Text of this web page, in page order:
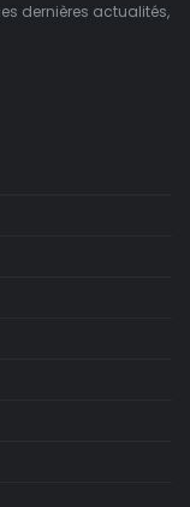
dernières actualités,